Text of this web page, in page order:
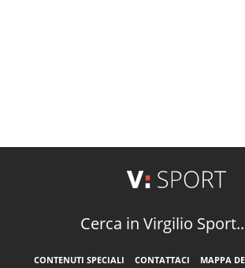
Cerca in Virgilio
CONTENUTI SPECIALI CONTATTACI MAPPA